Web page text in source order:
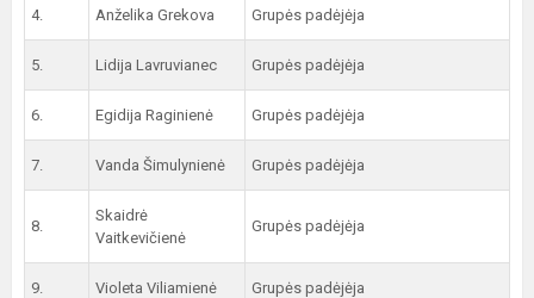
4. Anželika Grekova Grupės padėjėja
5. Lidija Lavruvianec Grupės padėjėja
6. Egidija Raginienė Grupės padėjėja
7. Vanda Šimulynienė Grupės padėjėja
8.
Skaidrė
Vaitkevičienė
Grupės padėjėja
9. Violeta Viliamienė Grupės padėjėja